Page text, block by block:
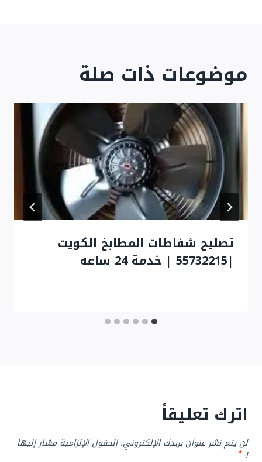
موضوعات ذات صلة
تصليح شفاطات المطابخ الكويت
|55732215 | خدمة 24 ساعه
اترك تعليقاً
لن يتم نشر عنوان بريدك الإلكتروني. الحقول الإلزامية مشار إليها
بـ*